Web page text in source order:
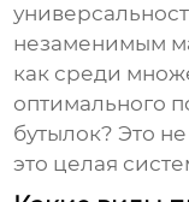
незаменимым
как среди
оптимального
бутылок? Это
это целая